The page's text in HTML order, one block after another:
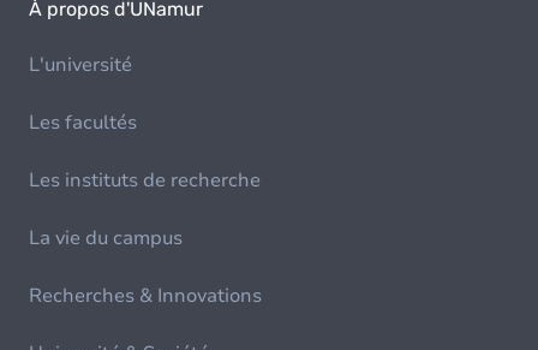
À propos d'UNamur
L'université
Les facultés
Les instituts de recherche
La vie du campus
Recherches & Innovations